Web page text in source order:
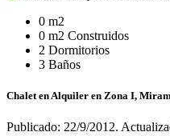
0 m2
0 m2 Construidos
2 Dormitorios
3 Baños
Chalet en Alquiler en Zona I,
Publicado: 22/9/2012.